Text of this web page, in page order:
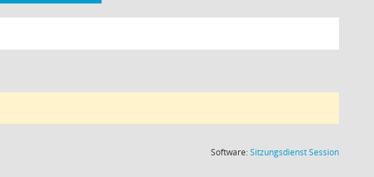
Software:SitzungsdienstSession(Wird in